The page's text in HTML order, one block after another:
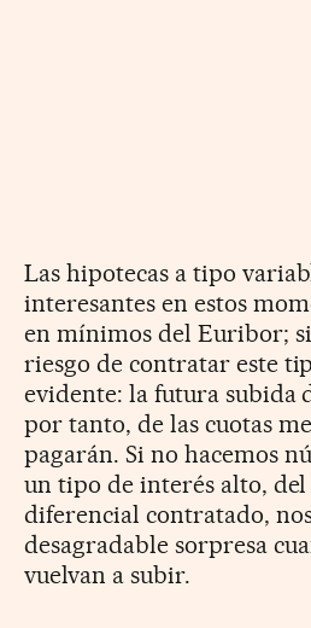
Las hipotecas a tipo
interesantes en estos
en mínimos del Euribor;
riesgo de contratar este
evidente: la futura subida
por tanto, de las cuotas
pagarán. Si no hacemos
un tipo de interés alto, del
diferencial contratado,
desagradable sorpresa
vuelvan a subir.